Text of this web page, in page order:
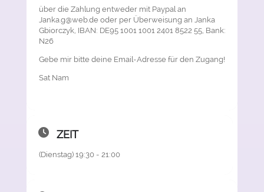
über die Zahlung entweder mit Paypal an
Janka.g@web.de oder per Überweisung an Janka
Gbiorczyk, IBAN: DE95 1001 1001 2401 8522 55, Bank:
N26
Gebe mir bitte deine Email-Adresse für den Zugang!
Sat Nam
ZEIT
(Dienstag) 19:30 - 21:00